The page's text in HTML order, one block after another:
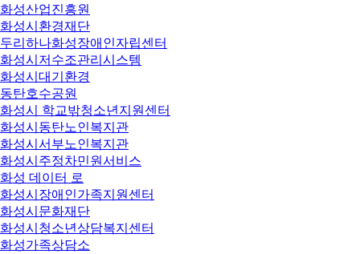
화성산업진흥원
화성시환경재단
두리하나화성장애인자립센터
화성시저수조관리시스템
화성시대기환경
동탄호수공원
화성시 학교밖청소년지원센터
화성시동탄노인복지관
화성시서부노인복지관
화성시주정차민원서비스
화성 데이터 로
화성시장애인가족지원센터
화성시문화재단
화성시청소년상담복지센터
화성가족상담소